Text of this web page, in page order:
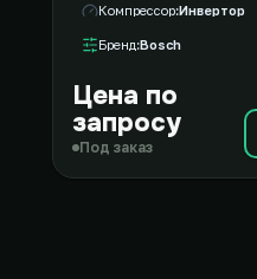
Компрессор Инвертор
Бренд Bosch
Цена по
запросу
Под заказ